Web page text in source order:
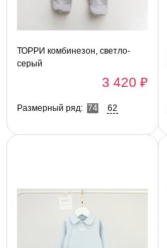
ТОРРИ комбинезон, светло-
серый
3 420 ₽
Размерный ряд: 74 62